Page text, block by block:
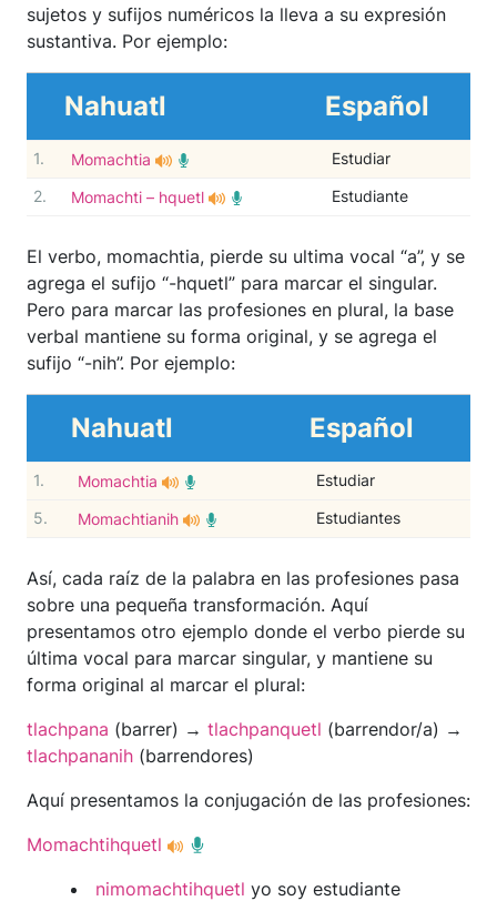
sujetos y sufijos numéricos la lleva a su expresión
sustantiva. Por ejemplo:
Nahuatl Español
1. Momachtia Estudiar
2. Momachti – hquetl Estudiante
El verbo, momachtia, pierde su ultima vocal “a”, y se
agrega el sufijo “-hquetl” para marcar el singular.
Pero para marcar las profesiones en plural, la base
verbal mantiene su forma original, y se agrega el
sufijo “-nih”. Por ejemplo:
Nahuatl Español
1. Momachtia Estudiar
5. Momachtianih Estudiantes
Así, cada raíz de la palabra en las profesiones pasa
sobre una pequeña transformación. Aquí
presentamos otro ejemplo donde el verbo pierde su
última vocal para marcar singular, y mantiene su
forma original al marcar el plural:
tlachpana (barrer) → tlachpanquetl (barrendor/a) →
tlachpananih (barrendores)
Aquí presentamos la conjugación de las profesiones:
Momachtihquetl
nimomachtihquetl yo soy estudiante